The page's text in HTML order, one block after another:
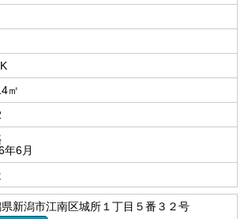
㎡
年6月
新潟市江南区城所１丁目５番３２号